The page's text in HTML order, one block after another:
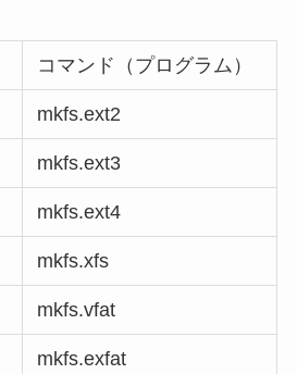
コマンド（プログラム）
mkfs.ext2
mkfs.ext3
mkfs.ext4
mkfs.xfs
mkfs.vfat
mkfs.exfat